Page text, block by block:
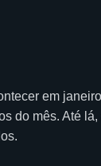
em
do mês. Até